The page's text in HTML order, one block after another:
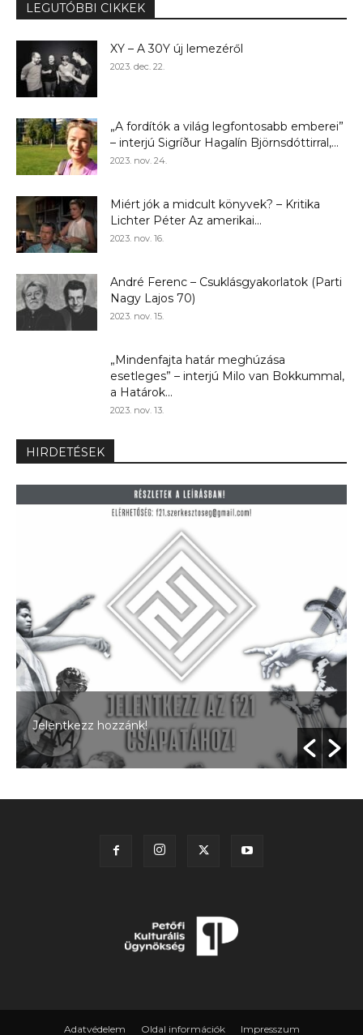
LEGUTÓBBI CIKKEK
XY – A 30Y új lemezéről
2023. dec. 22.
„A fordítók a világ legfontosabb emberei”
– interjú Sigríður Hagalín Björnsdóttirral,...
2023. nov. 24.
Miért jók a midcult könyvek? – Kritika
Lichter Péter Az amerikai...
2023. nov. 16.
André Ferenc – Csuklásgyakorlatok (Parti
Nagy Lajos 70)
2023. nov. 15.
„Mindenfajta határ meghúzása
esetleges” – interjú Milo van Bokkummal,
a Határok...
2023. nov. 13.
HIRDETÉSEK
Jelentkezz hozzánk!
Adatvédelem Oldal információk Impresszum